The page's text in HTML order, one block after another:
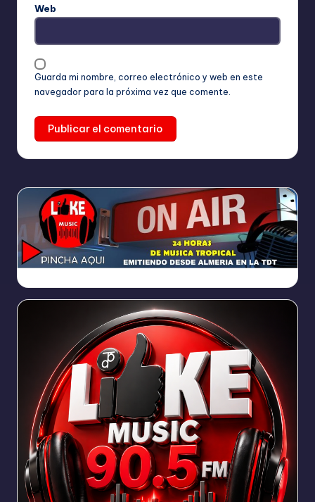
Web
Guarda mi nombre, correo electrónico y web en este
navegador para la próxima vez que comente.
https://broadcast.radioponiente.org:8066/index.html?sid=1